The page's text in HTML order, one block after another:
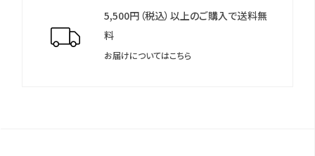
5,500円（税込）以上のご購入で送料無
料
お届けについてはこちら